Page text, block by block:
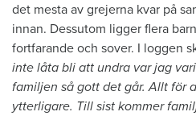
det mesta av grejerna kvar på
innan. Dessutom ligger flera
fortfarande och sover. I loggen
inte låta bli att undra var jag
familjen så gott det går. Allt för
ytterligare. Till sist kommer